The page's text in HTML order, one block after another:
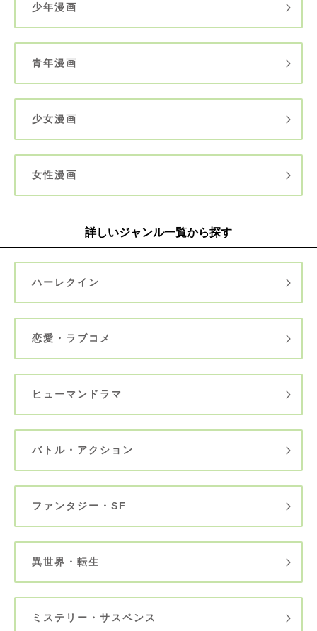
少年漫画
青年漫画
少女漫画
女性漫画
詳しいジャンル一覧から探す
ハーレクイン
恋愛・ラブコメ
ヒューマンドラマ
バトル・アクション
ファンタジー・SF
異世界・転生
ミステリー・サスペンス